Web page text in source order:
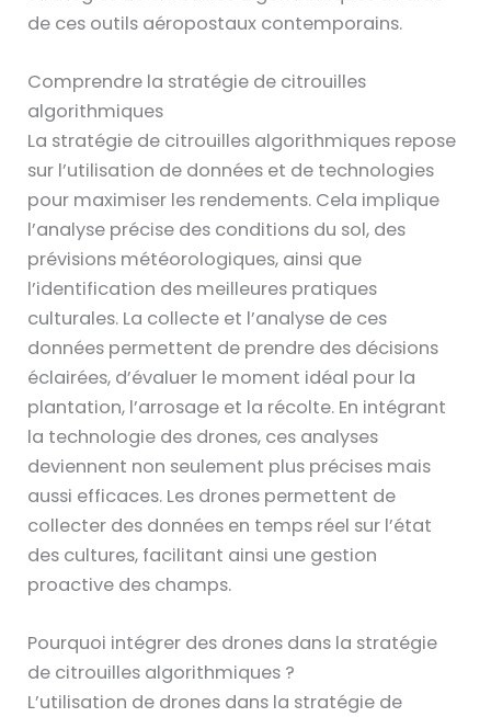
de ces outils aéropostaux contemporains.
Comprendre la stratégie de citrouilles
algorithmiques
La stratégie de citrouilles algorithmiques repose
sur l’utilisation de données et de technologies
pour maximiser les rendements. Cela implique
l’analyse précise des conditions du sol, des
prévisions météorologiques, ainsi que
l’identification des meilleures pratiques
culturales. La collecte et l’analyse de ces
données permettent de prendre des décisions
éclairées, d’évaluer le moment idéal pour la
plantation, l’arrosage et la récolte. En intégrant
la technologie des drones, ces analyses
deviennent non seulement plus précises mais
aussi efficaces. Les drones permettent de
collecter des données en temps réel sur l’état
des cultures, facilitant ainsi une gestion
proactive des champs.
Pourquoi intégrer des drones dans la stratégie
de citrouilles algorithmiques ?
L’utilisation de drones dans la stratégie de